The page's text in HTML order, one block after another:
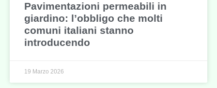
Pavimentazioni permeabili in
giardino: l’obbligo che molti
comuni italiani stanno
introducendo
19 Marzo 2026